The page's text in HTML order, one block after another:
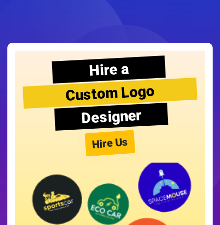
Hire a
Custom Logo
Designer
Hire Us